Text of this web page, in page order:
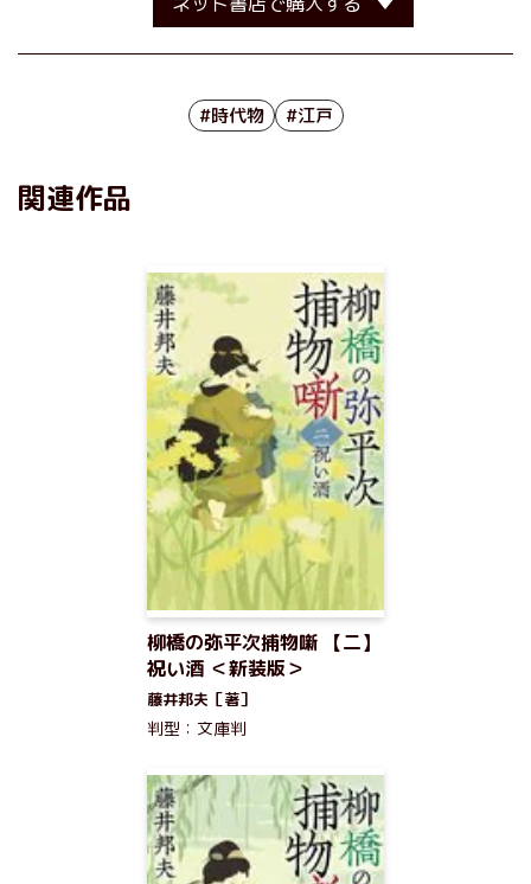
#時代物 #江戸
関連作品
柳橋の弥平次捕物噺 【二】
祝い酒 ＜新装版＞
藤井邦夫［著］
判型：文庫判